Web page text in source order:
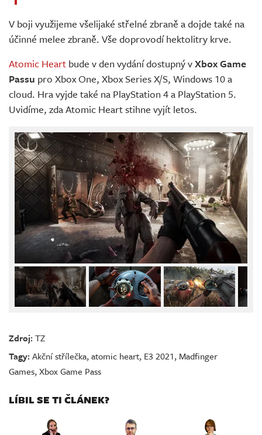
V boji využijeme všelijaké střelné zbraně a dojde také na
účinné melee zbraně. Vše doprovodí hektolitry krve.
Atomic Heart bude v den vydání dostupný vXbox Game
Passu pro Xbox One, Xbox Series X/S, Windows 10 a
cloud. Hra vyjde také na PlayStation 4 a PlayStation 5.
Uvidíme, zda Atomic Heart stihne vyjít letos.
Zdroj:TZ
Tagy:Akční střílečka,atomic heart, E3 2021, Madfinger
Games,Xbox Game Pass
LÍBIL SE TI ČLÁNEK?